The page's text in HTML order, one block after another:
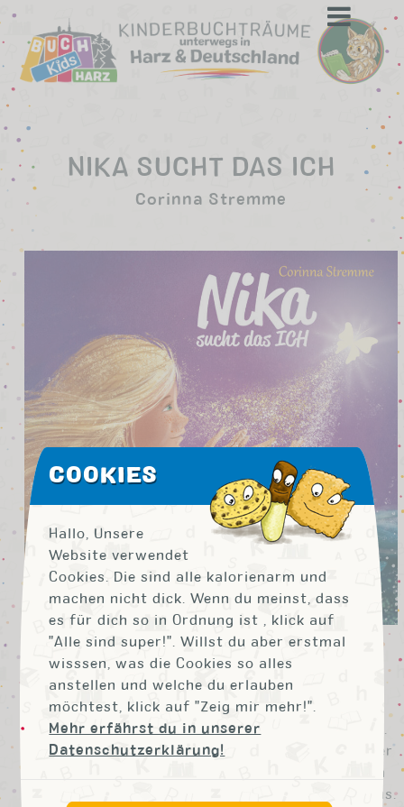
content
NIKA SUCHT DAS ICH
Corinna Stremme
Nika sucht das Ich
Nika ist bemerkenswert. Sie ist (hoch-) sensibel.
Wie Papa. Der mag, wie sie beide sind! Aber in der
Schule hat Nika es schwer. Ben und die anderen
Kinder finden sie merkwürdig und grenzen sie aus.
COOKIES
Hallo, Unsere
Website verwendet
Cookies. Die sind alle kalorienarm und
machen nicht dick. Wenn du meinst, dass
es für dich so in Ordnung ist , klick auf
"Alle sind super!". Willst du aber erstmal
wisssen, was die Cookies so alles
anstellen und welche du erlauben
möchtest, klick auf "Zeig mir mehr!".
Mehr erfährst du in unserer
Datenschutzerklärung!